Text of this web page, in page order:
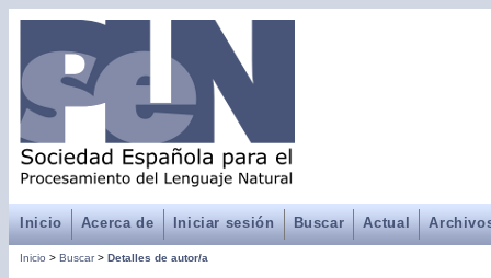
Inicio Acerca de Iniciar sesión Buscar Actual
Inicio > Buscar> Detalles de autor/a